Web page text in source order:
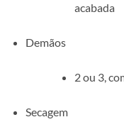
acabada
Demãos
2 ou 3,
Secagem